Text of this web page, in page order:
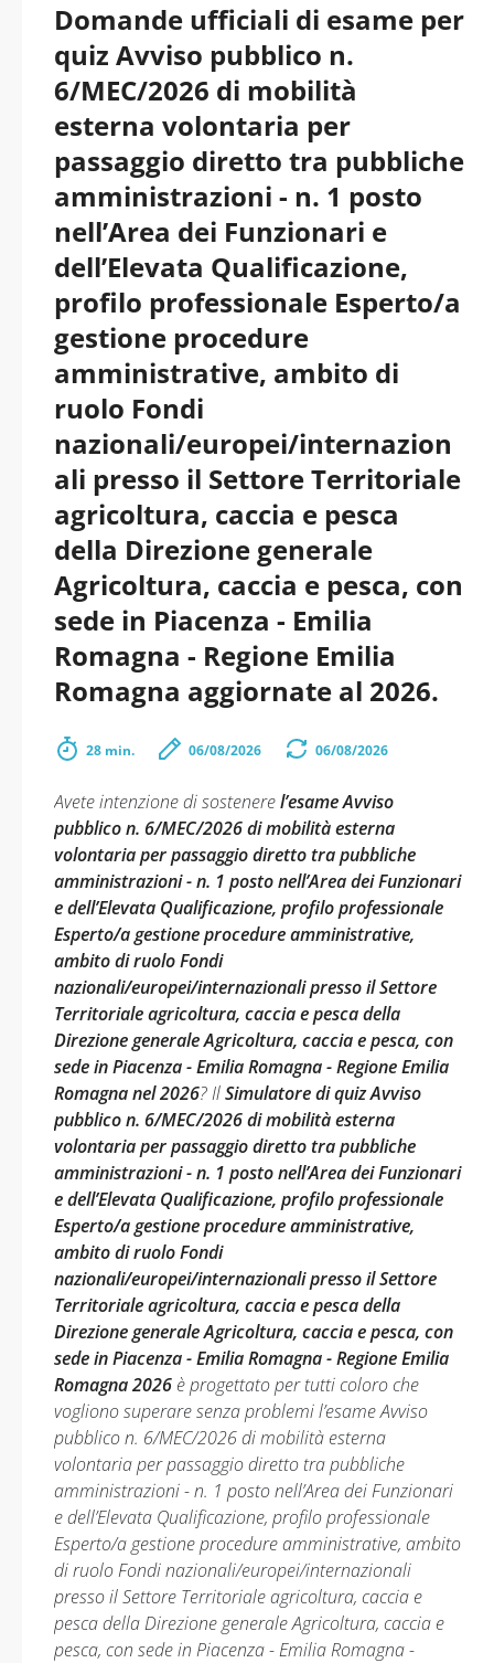
Domande ufficiali di esame per
quiz Avviso pubblico n.
6/MEC/2026 di mobilità
esterna volontaria per
passaggio diretto tra pubbliche
amministrazioni - n. 1 posto
nell’Area dei Funzionari e
dell’Elevata Qualificazione,
profilo professionale Esperto/a
gestione procedure
amministrative, ambito di
ruolo Fondi
nazionali/europei/internazion
ali presso il Settore Territoriale
agricoltura, caccia e pesca
della Direzione generale
Agricoltura, caccia e pesca, con
sede in Piacenza - Emilia
Romagna - Regione Emilia
Romagna aggiornate al 2026.
28 min. 06/08/2026 06/08/2026
Avete intenzione di sostenerel’esame Avviso
pubblico n. 6/MEC/2026 di mobilità esterna
volontaria per passaggio diretto tra pubbliche
amministrazioni - n. 1 posto nell’Area dei Funzionari
e dell’Elevata Qualificazione, profilo professionale
Esperto/a gestione procedure amministrative,
ambito di ruolo Fondi
nazionali/europei/internazionali presso il Settore
Territoriale agricoltura, caccia e pesca della
Direzione generale Agricoltura, caccia e pesca, con
sede in Piacenza - Emilia Romagna - Regione Emilia
Romagna nel 2026? IlSimulatore di quiz Avviso
pubblico n. 6/MEC/2026 di mobilità esterna
volontaria per passaggio diretto tra pubbliche
amministrazioni - n. 1 posto nell’Area dei Funzionari
e dell’Elevata Qualificazione, profilo professionale
Esperto/a gestione procedure amministrative,
ambito di ruolo Fondi
nazionali/europei/internazionali presso il Settore
Territoriale agricoltura, caccia e pesca della
Direzione generale Agricoltura, caccia e pesca, con
sede in Piacenza - Emilia Romagna - Regione Emilia
Romagna 2026 è progettato per tutti coloro che
vogliono superare senza problemi l’esame Avviso
pubblico n. 6/MEC/2026 di mobilità esterna
volontaria per passaggio diretto tra pubbliche
amministrazioni - n. 1 posto nell’Area dei Funzionari
e dell’Elevata Qualificazione, profilo professionale
Esperto/a gestione procedure amministrative, ambito
di ruolo Fondi nazionali/europei/internazionali
presso il Settore Territoriale agricoltura, caccia e
pesca della Direzione generale Agricoltura, caccia e
pesca, con sede in Piacenza - Emilia Romagna -